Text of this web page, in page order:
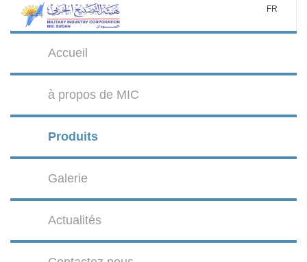
FR
Accueil
à propos de MIC
Produits
Galerie
Actualités